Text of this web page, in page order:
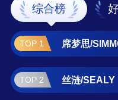
端床垫十大品牌排行榜
思/SIMMONS、丝涟/
尔/TEMPUR、舒达/
腾/Hästens、斯林百兰/
儿/KING KOIL、金斯当/
佧/TRECA、VISpring
综合榜
TOP 1 席梦思/
TOP 2 丝涟/SEALY